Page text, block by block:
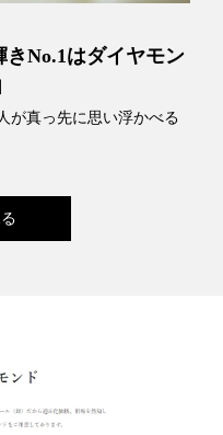
No.1はダイヤモン
が真っ先に思い浮かべる